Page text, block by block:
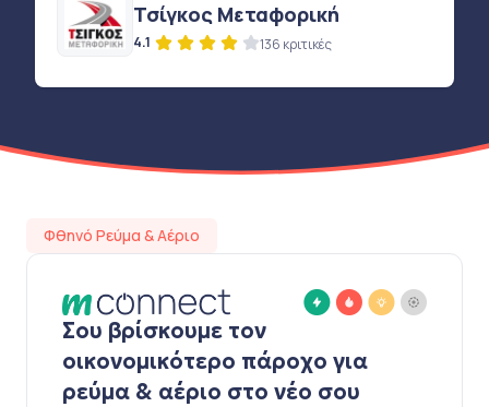
Τσίγκος Μεταφορική
4.1 136 κριτικές
Φθηνό Ρεύμα & Αέριο
Σου βρίσκουμε τον
οικονομικότερο πάροχο για
ρεύμα & αέριο στο νέο σου